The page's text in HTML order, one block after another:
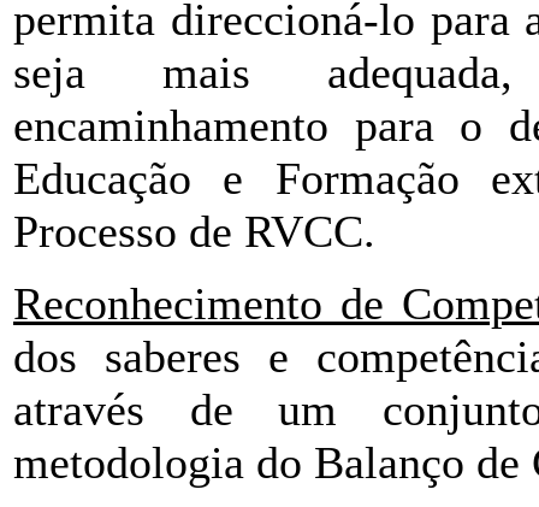
permita direccioná-lo para
seja mais
encaminhamento para o
Educação e Formação
Processo de RVCC.
Reconhecimento de
dos saberes e
através de um
metodologia do Balanço de